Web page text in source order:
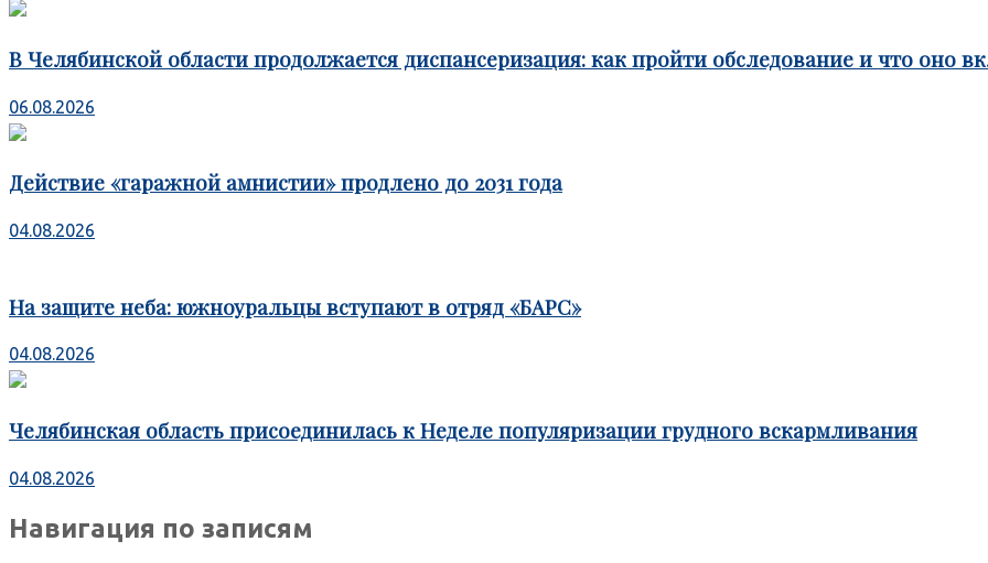
В Челябинской области продолжается диспансеризация: как пройти обследование и что оно
06.08.2026
Действие «гаражной амнистии» продлено до 2031 года
04.08.2026
На защите неба: южноуральцы вступают в отряд «БАРС»
04.08.2026
Челябинская область присоединилась к Неделе популяризации грудного вскармливания
04.08.2026
Навигация по записям